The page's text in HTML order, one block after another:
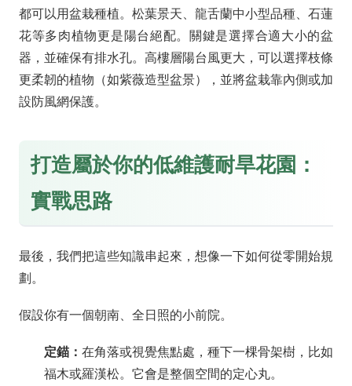
都可以用盆栽種植。松葉景天、龍舌蘭中小型品種、石蓮
花等多肉植物更是陽台絕配。關鍵是選擇合適大小的盆
器，並確保有排水孔。高樓層陽台風更大，可以選擇枝條
更柔韌的植物（如紫薇造型盆景），並將盆栽靠內側或加
設防風網保護。
打造屬於你的低維護耐旱花園：
實戰思路
最後，我們把這些知識串起來，想像一下如何從零開始規
劃。
假設你有一個朝南、全日照的小前院。
定錨： 在角落或視覺焦點處，種下一棵骨架樹，比如
福木或羅漢松。它會是整個空間的定心丸。